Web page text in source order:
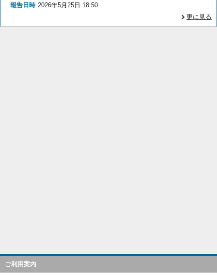
報告日時 2026年5月25日 18:50
更に見る
ご利用案内